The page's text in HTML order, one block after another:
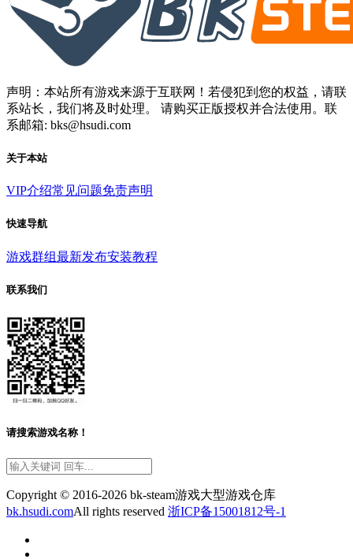
声明：本站所有游戏来源于互联网！若侵犯到您的权益，请联
系站长，我们将及时处理。 请购买正版授权并合法使用。联
系邮箱: bks@hsudi.com
关于本站
VIP介绍常见问题免责声明
快速导航
游戏群组最新发布安装教程
联系我们
请搜索游戏名称！
Copyright © 2016-2026 bk-steam游戏大型游戏仓库
bk.hsudi.comAll rights reserved 浙ICP备15001812号-1